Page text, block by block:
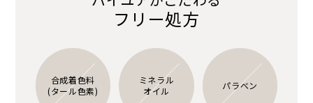
フリー処方
合成着色料
(タール色素)
ミネラル
オイル
パラべン